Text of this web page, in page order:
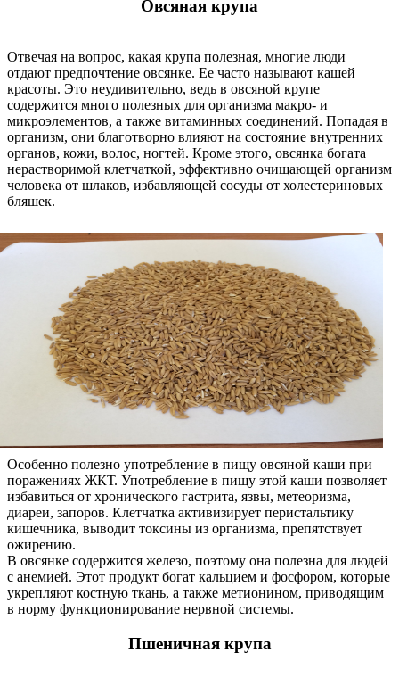
Овсяная крупа
Отвечая на вопрос, какая крупа полезная, многие люди
отдают предпочтение овсянке. Ее часто называют кашей
красоты. Это неудивительно, ведь в овсяной крупе
содержится много полезных для организма макро- и
микроэлементов, а также витаминных соединений. Попадая в
организм, они благотворно влияют на состояние внутренних
органов, кожи, волос, ногтей. Кроме этого, овсянка богата
нерастворимой клетчаткой, эффективно очищающей организм
человека от шлаков, избавляющей сосуды от холестериновых
бляшек.
Особенно полезно употребление в пищу овсяной каши при
поражениях ЖКТ. Употребление в пищу этой каши позволяет
избавиться от хронического гастрита, язвы, метеоризма,
диареи, запоров. Клетчатка активизирует перистальтику
кишечника, выводит токсины из организма, препятствует
ожирению.
В овсянке содержится железо, поэтому она полезна для людей
с анемией. Этот продукт богат кальцием и фосфором, которые
укрепляют костную ткань, а также метионином, приводящим
в норму функционирование нервной системы.
Пшеничная крупа